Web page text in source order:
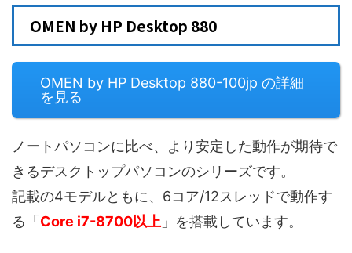
OMEN by HP Desktop 880
OMEN by HP Desktop 880-100jp の詳細
を見る
ノートパソコンに比べ、より安定した動作が期待で
きるデスクトップパソコンのシリーズです。
記載の4モデルともに、6コア/12スレッドで動作す
る「 Core i7-8700以上 」を搭載しています。